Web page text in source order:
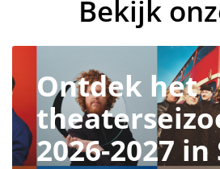
Bekijk
Ontdek het
2026-2027